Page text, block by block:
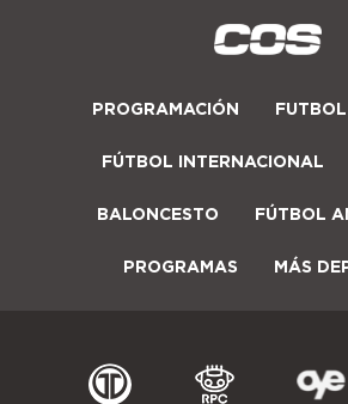
PROGRAMACIÓN
FÚTBOL INTERNACIONAL
BALONCESTO FÚTBOL
PROGRAMAS MÁS